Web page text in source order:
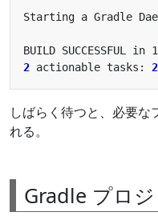
Starting a Gradle
2 actionable tasks: 2
しばらく待つと、必要な
れる。
Gradle プロ